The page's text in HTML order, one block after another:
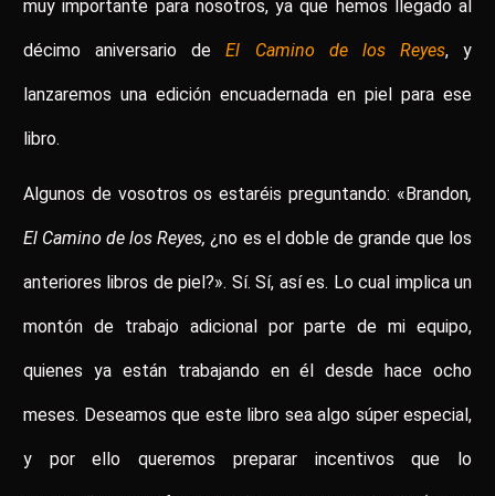
muy importante para nosotros, ya que hemos llegado al
décimo aniversario deEl Camino de los Reyes, y
lanzaremos una edición encuadernada en piel para ese
libro.
Algunos de vosotros os estaréis preguntando: «Brandon,
El Camino de los Reyes, ¿no es el doble de grande que los
anteriores libros de piel?». Sí. Sí, así es. Lo cual implica un
montón de trabajo adicional por parte de mi equipo,
quienes ya están trabajando en él desde hace ocho
meses. Deseamos que este libro sea algo súper especial,
y por ello queremos preparar incentivos que lo